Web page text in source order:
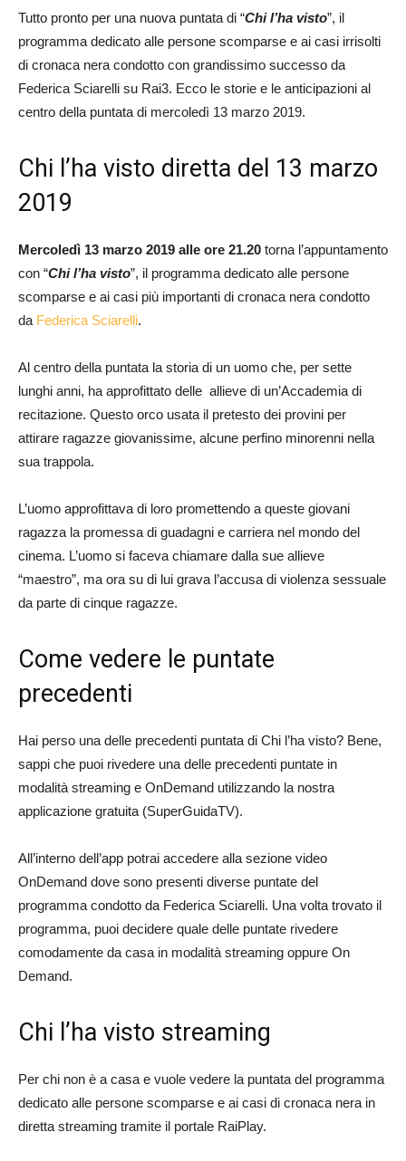
Tutto pronto per una nuova puntata di “Chi l’ha visto”, il
programma dedicato alle persone scomparse e ai casi irrisolti
di cronaca nera condotto con grandissimo successo da
Federica Sciarelli su Rai3. Ecco le storie e le anticipazioni al
centro della puntata di mercoledì 13 marzo 2019.
Chi l’ha visto diretta del 13 marzo
2019
Mercoledì 13 marzo 2019 alle ore 21.20 torna l’appuntamento
con “Chi l’ha visto”, il programma dedicato alle persone
scomparse e ai casi più importanti di cronaca nera condotto
da Federica Sciarelli.
Al centro della puntata la storia di un uomo che, per sette
lunghi anni, ha approfittato delle allieve di un’Accademia di
recitazione. Questo orco usata il pretesto dei provini per
attirare ragazze giovanissime, alcune perfino minorenni nella
sua trappola.
L’uomo approfittava di loro promettendo a queste giovani
ragazza la promessa di guadagni e carriera nel mondo del
cinema. L’uomo si faceva chiamare dalla sue allieve
“maestro”, ma ora su di lui grava l’accusa di violenza sessuale
da parte di cinque ragazze.
Come vedere le puntate
precedenti
Hai perso una delle precedenti puntata di Chi l’ha visto? Bene,
sappi che puoi rivedere una delle precedenti puntate in
modalità streaming e OnDemand utilizzando la nostra
applicazione gratuita (SuperGuidaTV).
All’interno dell’app potrai accedere alla sezione video
OnDemand dove sono presenti diverse puntate del
programma condotto da Federica Sciarelli. Una volta trovato il
programma, puoi decidere quale delle puntate rivedere
comodamente da casa in modalità streaming oppure On
Demand.
Chi l’ha visto streaming
Per chi non è a casa e vuole vedere la puntata del programma
dedicato alle persone scomparse e ai casi di cronaca nera in
diretta streaming tramite il portale RaiPlay.